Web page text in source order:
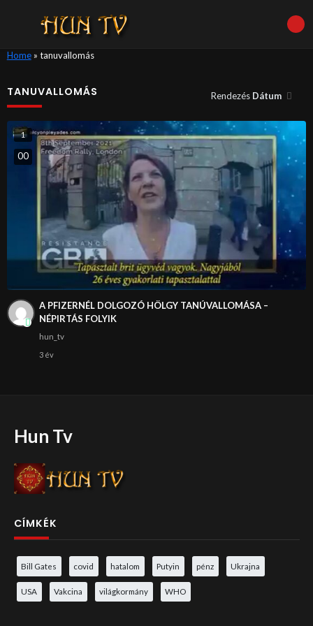
Home» tanuvallomás
TANUVALLOMÁS Rendezés Dátum
1
00
A PFIZERNÉL DOLGOZÓ HÖLGY TANÚVALLOMÁSA –
NÉPIRTÁS FOLYIK
hun_tv
3 év
Hun Tv
CÍMKÉK
Bill Gates covid hatalom Putyin pénz Ukrajna
USA Vakcina világkormány WHO